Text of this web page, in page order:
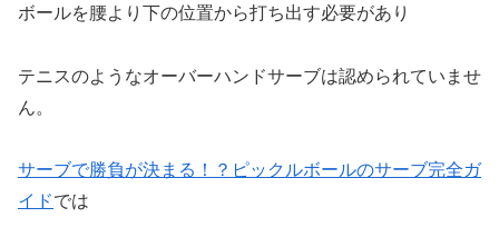
ボールを腰より下の位置から打ち出す必要があり
テニスのようなオーバーハンドサーブは認められていませ
ん。
サーブで勝負が決まる！？ピックルボールのサーブ完全ガ
イドでは